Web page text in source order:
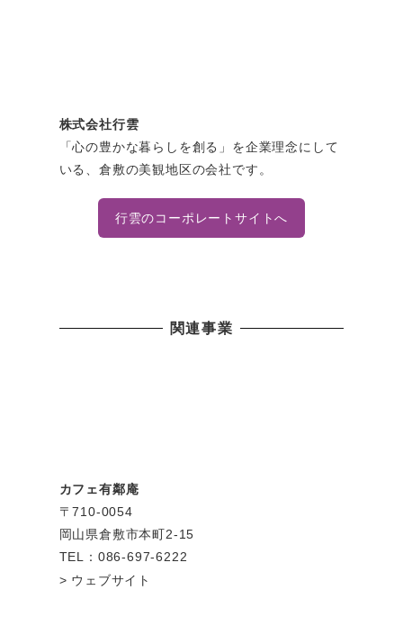
株式会社行雲
「心の豊かな暮らしを創る」を企業理念にして
いる、倉敷の美観地区の会社です。
行雲のコーポレートサイトへ
関連事業
カフェ有鄰庵
〒710-0054
岡山県倉敷市本町2-15
TEL：086-697-6222
ウェブサイト